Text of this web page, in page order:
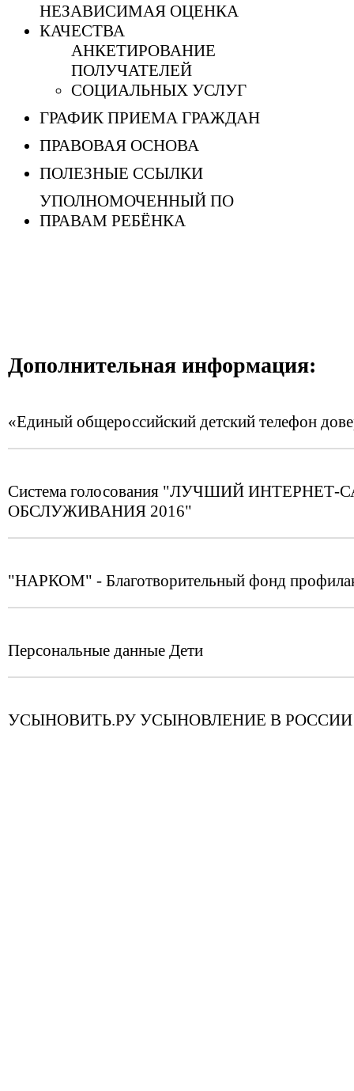
НЕЗАВИСИМАЯ ОЦЕНКА
КАЧЕСТВА
АНКЕТИРОВАНИЕ
ПОЛУЧАТЕЛЕЙ
СОЦИАЛЬНЫХ УСЛУГ
ГРАФИК ПРИЕМА ГРАЖДАН
ПРАВОВАЯ ОСНОВА
ПОЛЕЗНЫЕ ССЫЛКИ
УПОЛНОМОЧЕННЫЙ ПО
ПРАВАМ РЕБЁНКА
Дополнительная информация:
«Единый общероссийский детский телефон
Система голосования "ЛУЧШИЙ
ОБСЛУЖИВАНИЯ 2016"
"НАРКОМ" - Благотворительный фонд
Персональные данные Дети
УСЫНОВИТЬ.РУ УСЫНОВЛЕНИЕ В РОССИИ